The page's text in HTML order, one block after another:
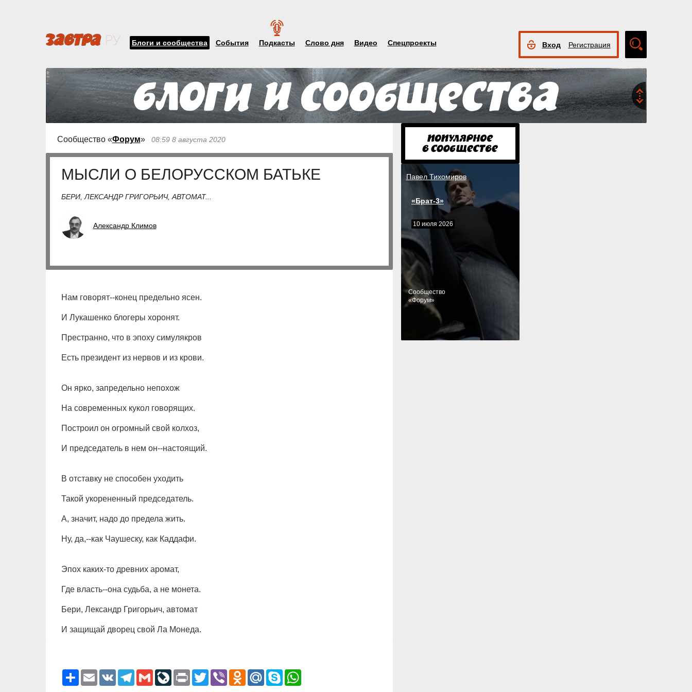
Блоги и сообщества События Подкасты Слово дня Видео Спецпроекты Вход Регистрация
поиск
Сообщество «Форум» 08:59 8 августа 2020
МЫСЛИ О БЕЛОРУССКОМ БАТЬКЕ
БЕРИ, ЛЕКСАНДР ГРИГОРЬИЧ, АВТОМАТ...
Александр Климов
Нам говорят--конец предельно ясен.
И Лукашенко блогеры хоронят.
Престранно, что в эпоху симулякров
Есть президент из нервов и из крови.
Он ярко, запредельно непохож
На современных кукол говорящих.
Построил он огромный свой колхоз,
И председатель в нем он--настоящий.
В отставку не способен уходить
Такой укорененный председатель.
А, значит, надо до предела жить.
Ну, да,--как Чаушеску, как Каддафи.
Эпох каких-то древних аромат,
Где власть--она судьба, а не монета.
Бери, Лександр Григорьич, автомат
И защищай дворец свой Ла Монеда.
РесурсEmail VK Telegram
GmailLiveJournal
Print TwitterViber Odnoklassniki
Mail.RuSkypeWhatsApp
Павел Тихомиров
«Брат-3»
10 июля 2026
Cообщество
«Форум»